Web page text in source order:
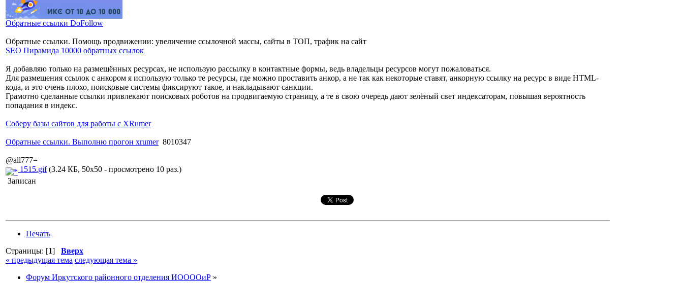
Обратные ссылки DoFollow
Обратные ссылки. Помощь продвижении: увеличение ссылочной массы, сайты в ТОП, трафик на сайт
SEO Пирамида 10000 обратных ссылок
Я добавляю только на размещённых ресурсах, не использую рассылку в контактные формы, ведь владельцы ресурсов могут пожаловаться.
Для размещения ссылок с анкором я использую только те ресурсы, где можно проставить анкор, а не так как некоторые ставят, анкорную ссылку на ресурс в виде HTML-
кода, и это очень плохо, поисковые системы фиксируют такое, и накладывают санкции.
Грамотно сделанные ссылки привлекают поисковых роботов на продвигаемую страницу, а те в свою очередь дают зелёный свет индексаторам, повышая вероятность
попадания в индекс.
Соберу базы сайтов для работы с XRumer
Обратные ссылки. Выполню прогон xrumer8010347
@all777=
1515.gif(3.24 КБ, 50x50 - просмотрено 10 раз.)
Записан
Печать
Страницы: [1] Вверх
« предыдущая тема следующая тема »
Форум Иркутского районного отделения ИООООиР »